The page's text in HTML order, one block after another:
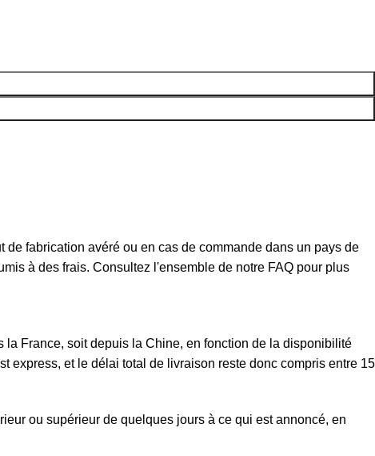
fabrication avéré ou en cas de commande dans un pays de
à des frais. Consultez l'ensemble de notre FAQ pour plus
France, soit depuis la Chine, en fonction de la disponibilité
express, et le délai total de livraison reste donc compris entre 15
ou supérieur de quelques jours à ce qui est annoncé, en